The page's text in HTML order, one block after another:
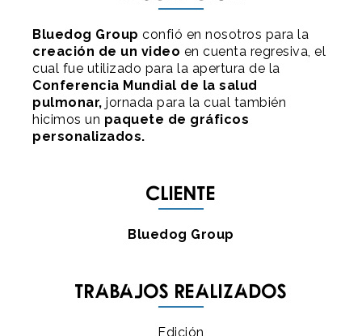
Bluedog Group confió en nosotros para la
creación de un video en cuenta regresiva, el
cual fue utilizado para la apertura de la
Conferencia Mundial de la salud
pulmonar, jornada para la cual también
hicimos un paquete de gráficos
personalizados.
Cliente
Bluedog Group
Trabajos realizados
Edición